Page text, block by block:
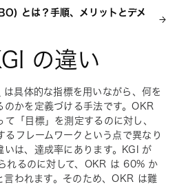
とは？手順、メリットとデメ
の違い
は具体的な指標を用いながら、何を
のかを定義づける手法です。OKR
「目標」を測定するのに対し、
るフレームワークという点で異なり
いは、達成率にあります。KGI が
れるのに対して、OKR は 60% か
われます。そのため、OKR は難